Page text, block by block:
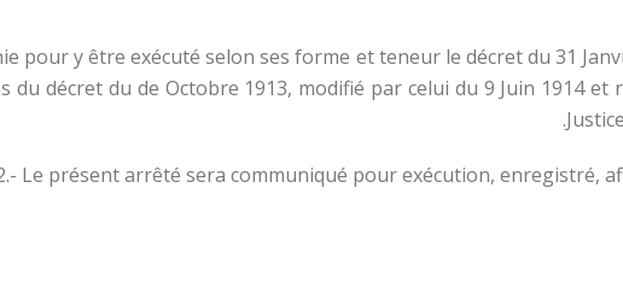
pour y être exécuté selon ses forme et teneur le décret du 31
du décret du de Octobre 1913, modifié par celui du 9 Juin 1914 et
Le présent arrêté sera communiqué pour exécution, enregistré,